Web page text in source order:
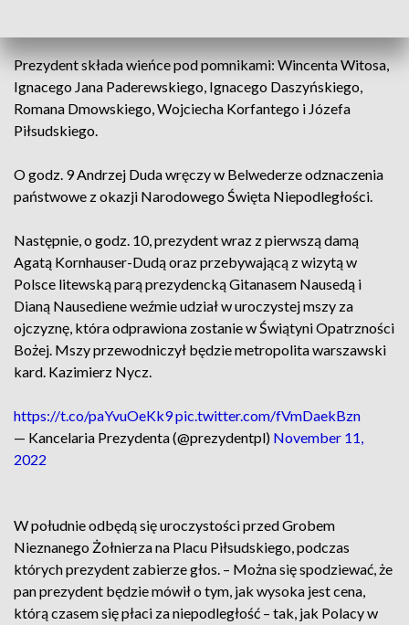
Prezydent składa wieńce pod pomnikami: Wincenta Witosa,
Ignacego Jana Paderewskiego, Ignacego Daszyńskiego,
Romana Dmowskiego, Wojciecha Korfantego i Józefa
Piłsudskiego.
O godz. 9 Andrzej Duda wręczy w Belwederze odznaczenia
państwowe z okazji Narodowego Święta Niepodległości.
Następnie, o godz. 10, prezydent wraz z pierwszą damą
Agatą Kornhauser-Dudą oraz przebywającą z wizytą w
Polsce litewską parą prezydencką Gitanasem Nausedą i
Dianą Nausediene weźmie udział w uroczystej mszy za
ojczyznę, która odprawiona zostanie w Świątyni Opatrzności
Bożej. Mszy przewodniczył będzie metropolita warszawski
kard. Kazimierz Nycz.
https://t.co/paYvuOeKk9pic.twitter.com/fVmDaekBzn
— Kancelaria Prezydenta (@prezydentpl) November 11,
2022
W południe odbędą się uroczystości przed Grobem
Nieznanego Żołnierza na Placu Piłsudskiego, podczas
których prezydent zabierze głos. – Można się spodziewać, że
pan prezydent będzie mówił o tym, jak wysoka jest cena,
którą czasem się płaci za niepodległość – tak, jak Polacy w